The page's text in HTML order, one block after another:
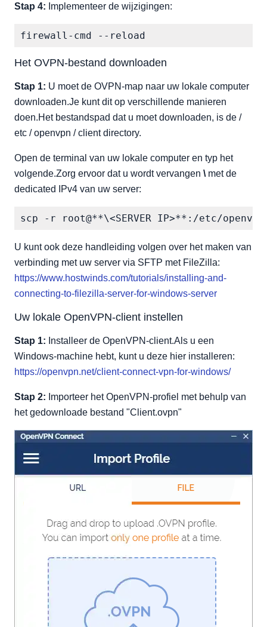
Stap 4: Implementeer de wijzigingen:
firewall-cmd --reload
Het OVPN-bestand downloaden
Stap 1: U moet de OVPN-map naar uw lokale computer
downloaden.Je kunt dit op verschillende manieren
doen.Het bestandspad dat u moet downloaden, is de /
etc / openvpn / client directory.
Open de terminal van uw lokale computer en typ het
volgende.Zorg ervoor dat u wordt vervangen \ met de
dedicated IPv4 van uw server:
scp -r root@**\<SERVER IP>**:/etc/
U kunt ook deze handleiding volgen over het maken van
verbinding met uw server via SFTP met FileZilla:
https://www.hostwinds.com/tutorials/installing-and-
connecting-to-filezilla-server-for-windows-server
Uw lokale OpenVPN-client instellen
Stap 1: Installeer de OpenVPN-client.Als u een
Windows-machine hebt, kunt u deze hier installeren:
https://openvpn.net/client-connect-vpn-for-windows/
Stap 2: Importeer het OpenVPN-profiel met behulp van
het gedownloade bestand "Client.ovpn"